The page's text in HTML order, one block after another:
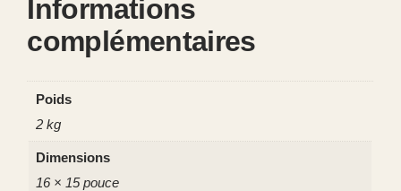
e
Informations
complémentaires
Poids
2 kg
Dimensions
16 × 15 pouce